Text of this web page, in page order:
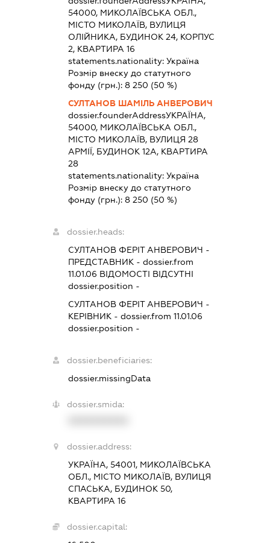
54000, МИКОЛАЇВСЬКА ОБЛ.,
МІСТО МИКОЛАЇВ, ВУЛИЦЯ
ОЛІЙНИКА, БУДИНОК 24, КОРПУС
2, КВАРТИРА 16
statements.nationality:Україна
Розмір внеску до статутного
фонду (грн.):8 250 (50 %)
СУЛТАНОВ ШАМІЛЬ АНВЕРОВИЧ
dossier.founderAddressУКРАЇНА,
54000, МИКОЛАЇВСЬКА ОБЛ.,
МІСТО МИКОЛАЇВ, ВУЛИЦЯ 28
АРМІЇ, БУДИНОК 12А, КВАРТИРА
28
statements.nationality:Україна
Розмір внеску до статутного
фонду (грн.):8 250 (50 %)
dossier.heads:
СУЛТАНОВ ФЕРІТ АНВЕРОВИЧ -
ПРЕДСТАВНИК - dossier.from
11.01.06 ВІДОМОСТІ ВІДСУТНІ
dossier.position -
СУЛТАНОВ ФЕРІТ АНВЕРОВИЧ -
КЕРІВНИК - dossier.from 11.01.06
dossier.position -
dossier.beneficiaries:
dossier.missingData
dossier.smida:
dossier.address:
УКРАЇНА, 54001, МИКОЛАЇВСЬКА
ОБЛ., МІСТО МИКОЛАЇВ, ВУЛИЦЯ
СПАСЬКА, БУДИНОК 50,
КВАРТИРА 16
dossier.capital: